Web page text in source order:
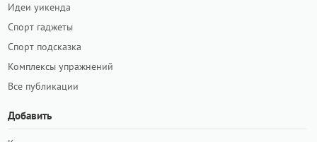
Идеи уикенда
Спорт гаджеты
Спорт подсказка
Комплексы упражнений
Все публикации
Добавить